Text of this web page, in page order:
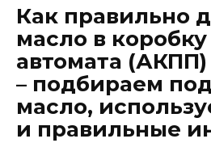
Как правильно
масло в
автомата
– подбираем
масло,
и правильные